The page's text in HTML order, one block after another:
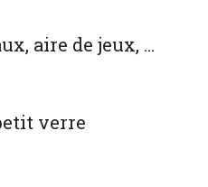
aire de jeux, …
verre